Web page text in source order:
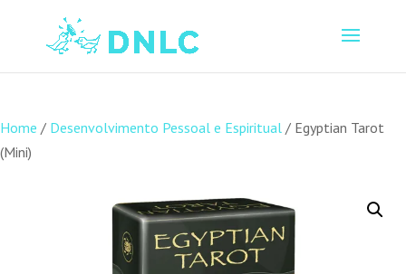
Home / Desenvolvimento Pessoal e Espiritual / Egyptian Tarot
(Mini)